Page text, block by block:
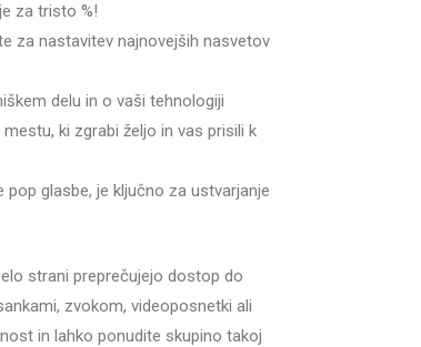
za tristo %!
za nastavitev najnovejših nasvetov
delu in o vaši tehnologiji
ki zgrabi željo in vas prisili k
glasbe, je ključno za ustvarjanje
strani preprečujejo dostop do
zvokom, videoposnetki ali
in lahko ponudite skupino takoj